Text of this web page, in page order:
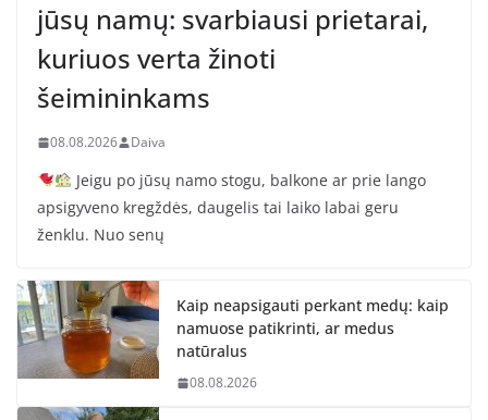
jūsų namų: svarbiausi prietarai,
kuriuos verta žinoti
šeimininkams
08.08.2026 Daiva
Jeigu po jūsų namo stogu, balkone ar prie lango
apsigyveno kregždės, daugelis tai laiko labai geru
ženklu. Nuo senų
Kaip neapsigauti perkant medų: kaip
namuose patikrinti, ar medus
natūralus
08.08.2026